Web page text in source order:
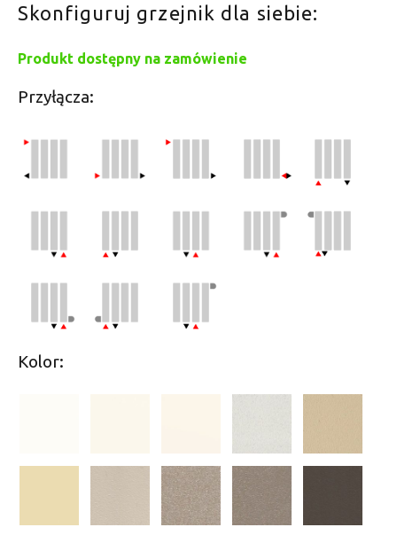
Skonfiguruj grzejnik dla siebie:
Produkt dostępny na zamówienie
Przyłącza:
Kolor: